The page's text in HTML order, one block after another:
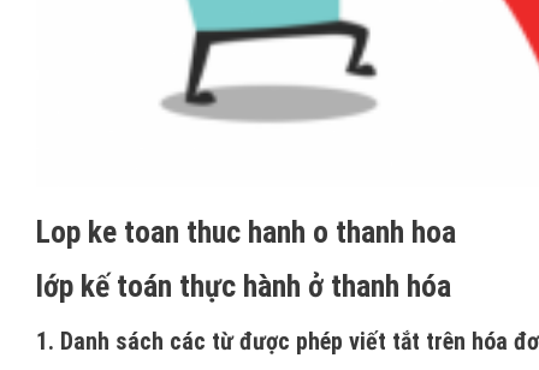
Lop ke toan thuc hanh o thanh hoa
lớp kế toán thực hành ở thanh hóa
1. Danh sách các từ được phép viết tắt trên hóa